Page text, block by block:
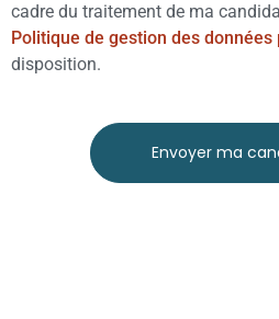
cadre du traitement de ma
Politique de gestion des
disposition.
Envoyer ma